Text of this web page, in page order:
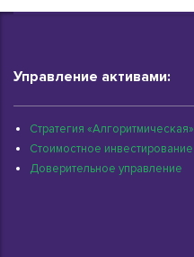
Управление активами:
Стратегия «Алгоритмическая»
Стоимостное инвестирование
Доверительное управление